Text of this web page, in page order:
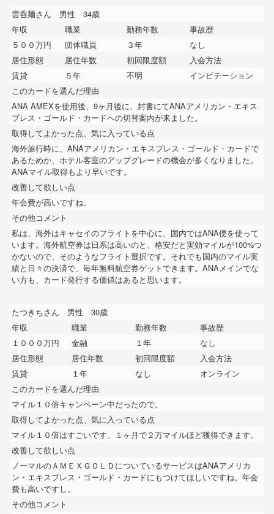
雲呑麺さん 男性 34歳
年収
職業 勤務年数
事故歴
５００万円
団体職員 ３年
なし
居住形態
居住年数 初回限度額
入会方法
賃貸
５年 不明
インビテーション
このカードを選んだ理由
ANA AMEXを使用後、9ヶ月後に、封書にてANAアメリカン・エキス
プレス・ゴールド・カードへの切替案内が来ました。
取得してよかった点、気に入っている点
海外旅行時に、ANAアメリカン・エキスプレス・ゴールド・カードで
あるためか、ホテル客室のアップグレードの機会が多くなりました。
ANAマイル取得もより早いです。
改善して欲しい点
年会費が高いですね。
その他コメント
私は、海外はキャセイのフライトを中心に、国内ではANA便を使って
います。海外航空券は日系は高いのと、格安だと実効マイルが100%つ
かないので、そのようなフライト選択です。それでも国内のマイル実
績と日々の決済で、毎年無料航空券ゲットできます。ANAメインでな
い方も、カード発行する価値はあると思います。
たつきちさん 男性 30歳
年収
職業 勤務年数
事故歴
１０００万円
金融 １年
なし
居住形態
居住年数 初回限度額
入会方法
賃貸
１年 なし
オンライン
このカードを選んだ理由
マイル１０倍キャンペーン中だったので。
取得してよかった点、気に入っている点
マイル１０倍はすごいです。１ヶ月で２万マイルほど獲得できます。
改善して欲しい点
ノーマルのＡＭＥＸＧＯＬＤについているサービスはANAアメリカ
ン・エキスプレス・ゴールド・カードにもつけてほしいですね。年会
費も高いですし。
その他コメント